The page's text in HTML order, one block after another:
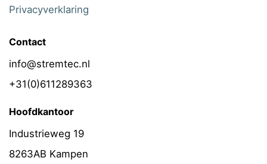
Privacyverklaring
Contact
info@stremtec.nl
+31(0)611289363
Hoofdkantoor
Industrieweg 19
8263AB Kampen